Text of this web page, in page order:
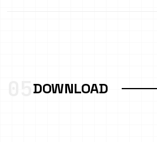
DOWNLOAD